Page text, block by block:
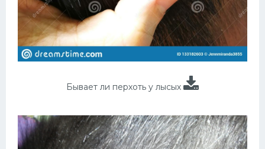
Бывает ли перхоть у лысых